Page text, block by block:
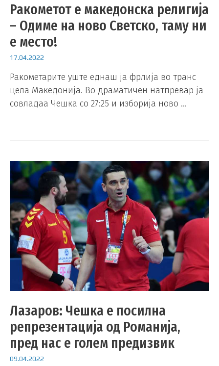
Ракометот е македонска религија
– Одиме на ново Светско, таму ни
е место!
17.04.2022
Ракометарите уште еднаш ја фрлија во транс
цела Македонија. Во драматичен натпревар ја
совладаа Чешка со 27:25 и изборија ново …
Лазаров: Чешка е посилна
репрезентација од Романија,
пред нас е голем предизвик
09.04.2022